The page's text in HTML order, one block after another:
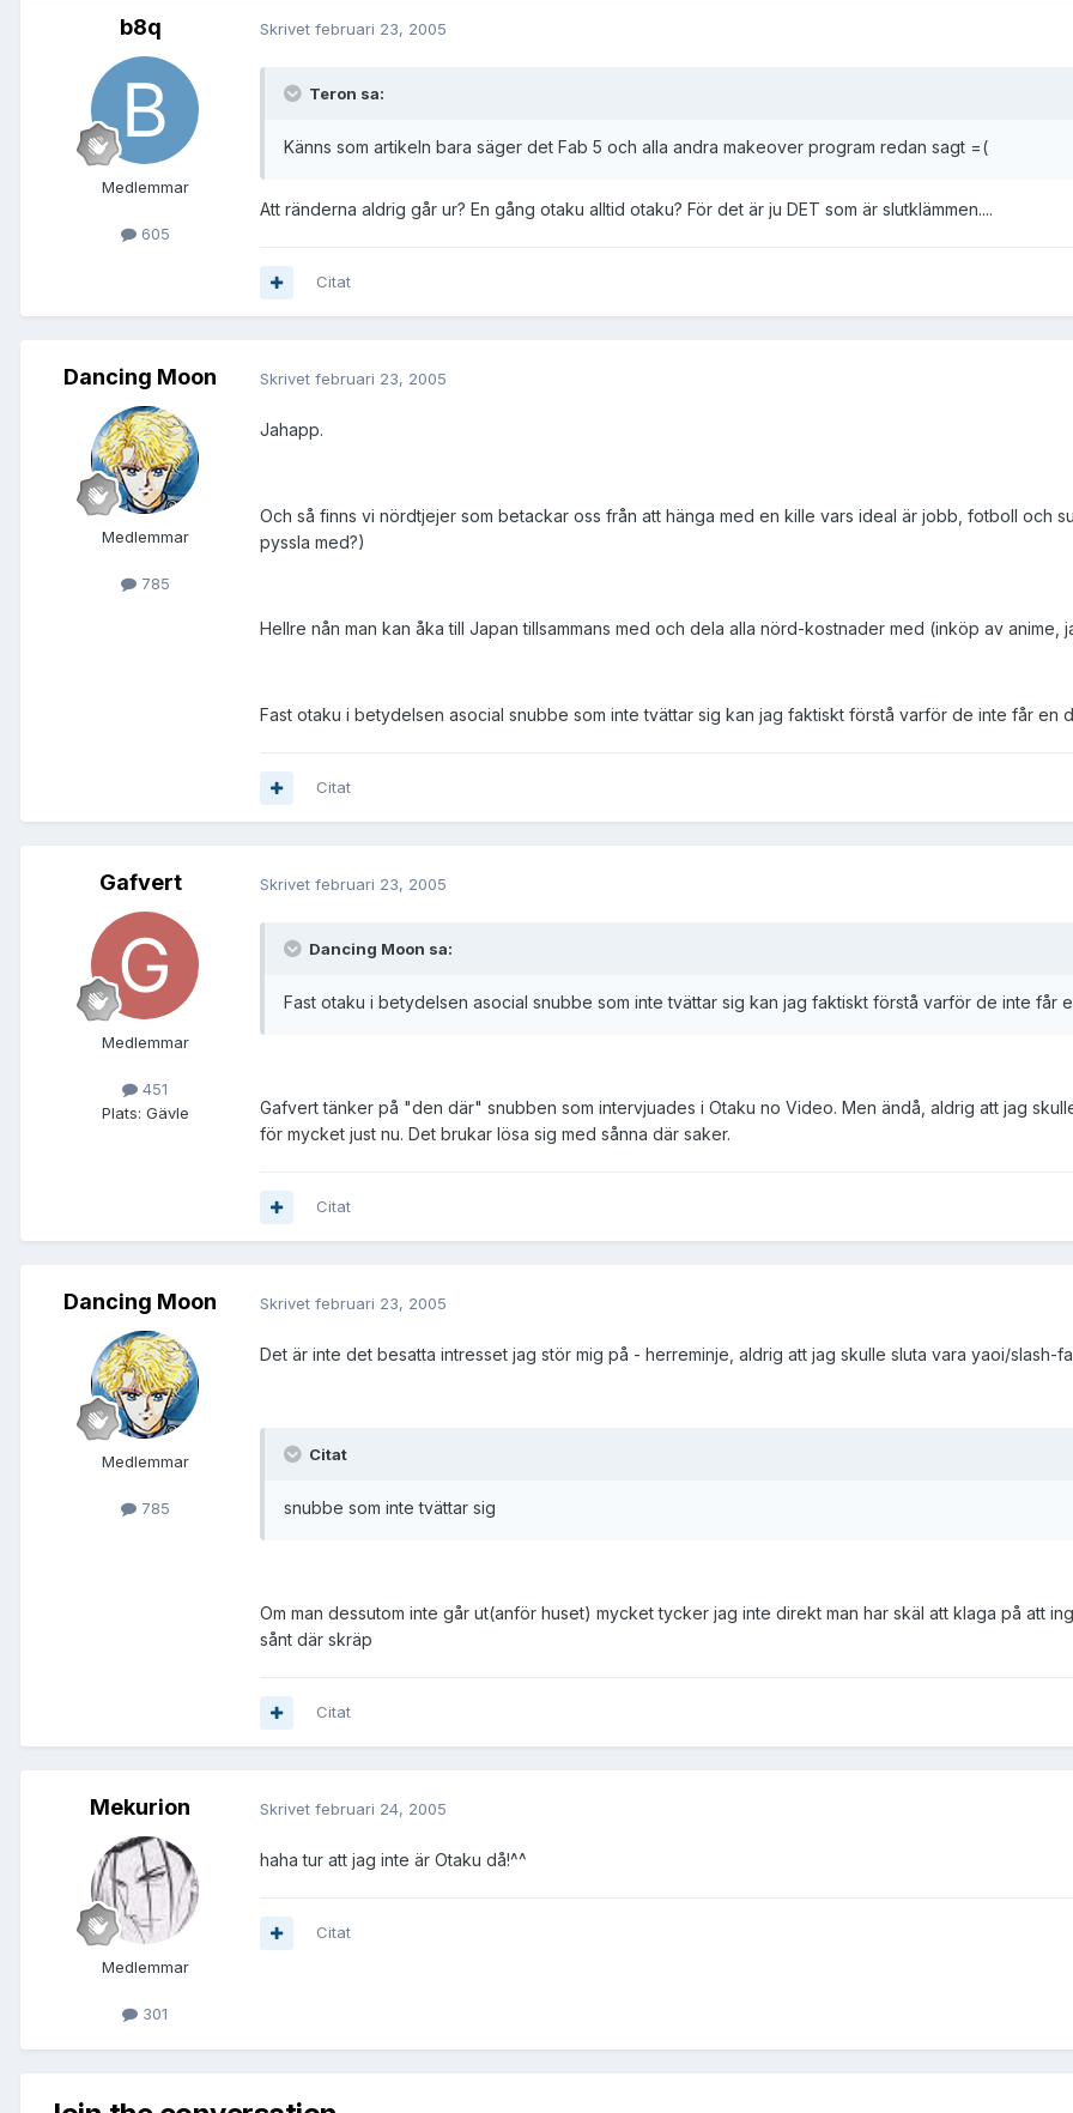
b8q
Medlemmar
605
Skrivet februari 23, 2005
Teron sa:
Känns som artikeln bara säger det Fab 5 och alla andra makeover program redan sagt =(
Att ränderna aldrig går ur? En gång otaku alltid otaku? För det är ju DET som är slutklämmen....
Citat
Dancing Moon
Medlemmar
785
Skrivet februari 23, 2005
Jahapp.
Och så finns vi nördtjejer som betackar oss från att hänga med en kille vars ideal är jobb, fotboll och
pyssla med?)
Hellre nån man kan åka till Japan tillsammans med och dela alla nörd-kostnader med (inköp av anime,
Fast otaku i betydelsen asocial snubbe som inte tvättar sig kan jag faktiskt förstå varför de inte får en
Citat
Gafvert
Medlemmar
451
Plats: Gävle
Skrivet februari 23, 2005
Dancing Moon sa:
Fast otaku i betydelsen asocial snubbe som inte tvättar sig kan jag faktiskt förstå varför de inte får
Gafvert tänker på "den där" snubben som intervjuades i Otaku no Video. Men ändå, aldrig att jag
för mycket just nu. Det brukar lösa sig med sånna där saker.
Citat
Dancing Moon
Medlemmar
785
Skrivet februari 23, 2005
Det är inte det besatta intresset jag stör mig på - herreminje, aldrig att jag skulle sluta vara yaoi/slash-
Citat
snubbe som inte tvättar sig
Om man dessutom inte går ut(anför huset) mycket tycker jag inte direkt man har skäl att klaga på att
sånt där skräp
Citat
Mekurion
Medlemmar
301
Skrivet februari 24, 2005
haha tur att jag inte är Otaku då!^^
Citat